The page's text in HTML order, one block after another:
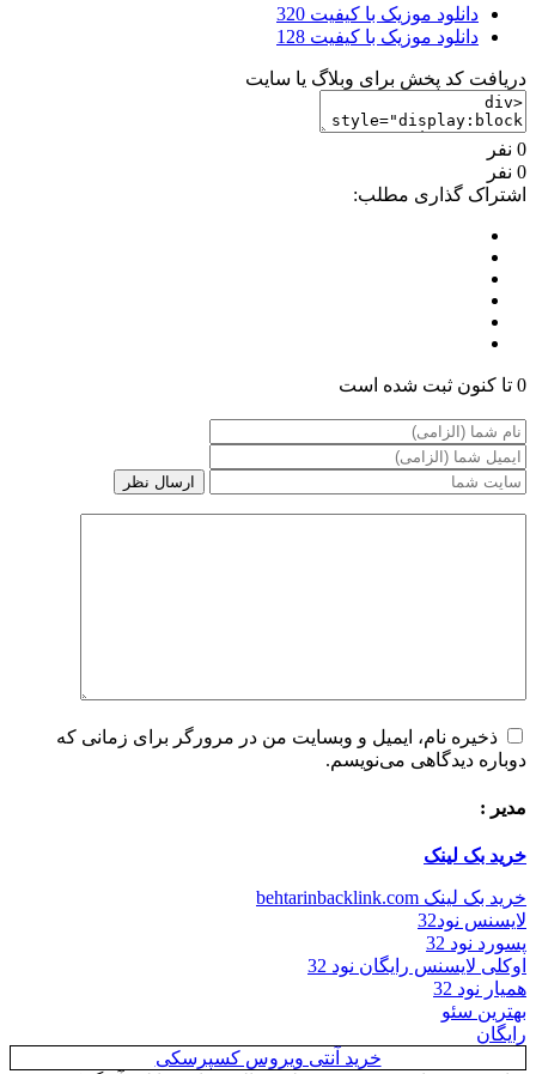
دانلود موزیک با کیفیت 320
دانلود موزیک با کیفیت 128
دریافت کد پخش برای وبلاگ یا سایت
0 نفر
0 نفر
اشتراک گذاری مطلب:
0 تا کنون ثبت شده است
ذخیره نام، ایمیل و وبسایت من در مرورگر برای زمانی که
دوباره دیدگاهی می‌نویسم.
مدیر :
خرید بک لینک
خرید بک لینک behtarinbacklink.com
لایسنس نود32
پسورد نود 32
اوکلی لایسنس رایگان نود 32
همیار نود 32
بهترین سئو
رایگان
خرید آنتی ویروس کسپرسکی